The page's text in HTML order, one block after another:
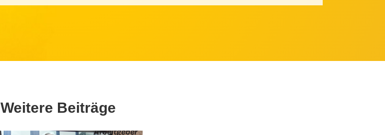
Weitere Beiträge